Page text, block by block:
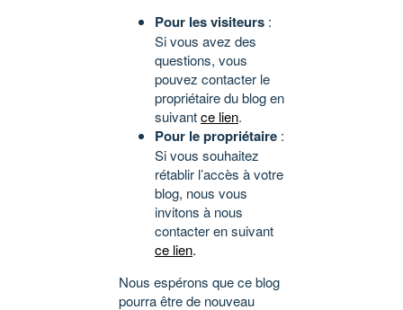
Pour les visiteurs :
Si vous avez des
questions, vous
pouvez contacter le
propriétaire du blog en
suivantce lien.
Pour le propriétaire :
Si vous souhaitez
rétablir l’accès à votre
blog, nous vous
invitons à nous
contacter en suivant
ce lien.
Nous espérons que ce blog
pourra être de nouveau